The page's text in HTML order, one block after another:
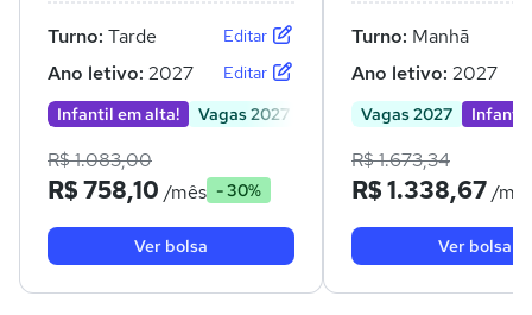
Turno: Tarde Editar
Ano letivo: 2027
Editar
Infantil em alta!
Vagas 2027
R$ 1.083,00
R$ 758,10 /mês - 30%
Ver bolsa
Turno: Manhã
Ano letivo: 2027
Vagas 2027
Infantil
R$ 1.673,34
R$ 1.338,67/
Ver bolsa